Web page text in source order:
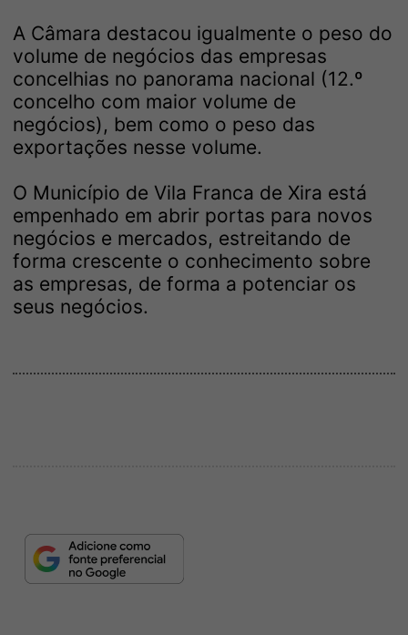
A Câmara destacou igualmente o peso do
volume de negócios das empresas
concelhias no panorama nacional (12.º
concelho com maior volume de
negócios), bem como o peso das
exportações nesse volume.
O Município de Vila Franca de Xira está
empenhado em abrir portas para novos
negócios e mercados, estreitando de
forma crescente o conhecimento sobre
as empresas, de forma a potenciar os
seus negócios.